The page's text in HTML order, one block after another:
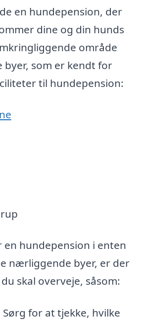
en hundepension, der
dine og din hunds
område
som er kendt for
til hundepension:
hundepension i enten
nærliggende byer, er der
skal overveje, såsom:
Sørg for at tjekke, hvilke